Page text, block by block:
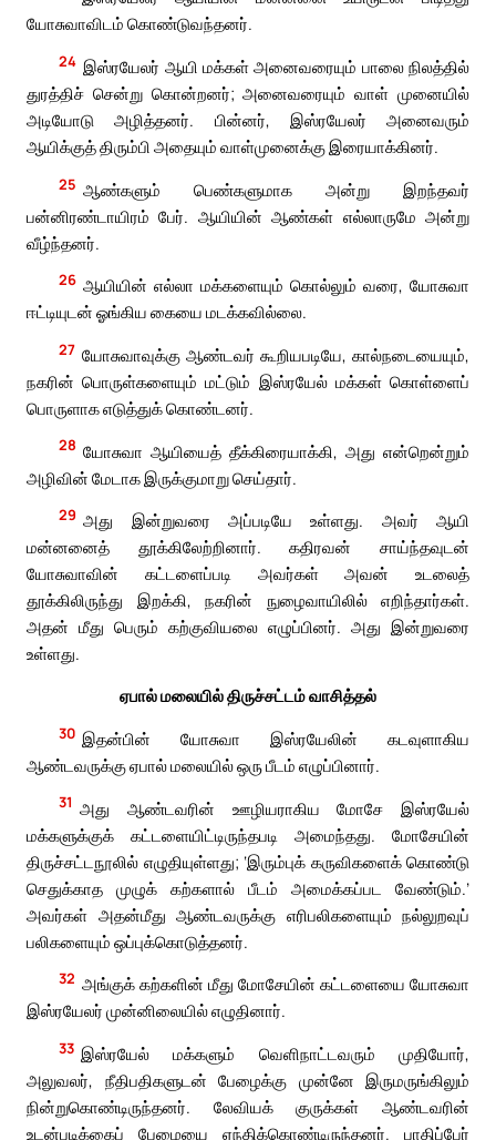
யோசுவாவிடம் கொண்டுவந்தனர்.
24 இஸ்ரயேலர் ஆயி மக்கள் அனைவரையும் பாலை நிலத்தில்
துரத்திச் சென்று கொன்றனர்; அனைவரையும் வாள் முனையில்
அடியோடு அழித்தனர். பின்னர், இஸ்ரயேலர் அனைவரும்
ஆயிக்குத் திரும்பி அதையும் வாள்முனைக்கு இரையாக்கினர்.
25 ஆண்களும் பெண்களுமாக அன்று இறந்தவர்
பன்னிரண்டாயிரம் பேர். ஆயியின் ஆண்கள் எல்லாருமே அன்று
வீழ்ந்தனர்.
26 ஆயியின் எல்லா மக்களையும் கொல்லும் வரை, யோசுவா
ஈட்டியுடன் ஓங்கிய கையை மடக்கவில்லை.
27 யோசுவாவுக்கு ஆண்டவர் கூறியபடியே, கால்நடையையும்,
நகரின் பொருள்களையும் மட்டும் இஸ்ரயேல் மக்கள் கொள்ளைப்
பொருளாக எடுத்துக் கொண்டனர்.
28 யோசுவா ஆயியைத் தீக்கிரையாக்கி, அது என்றென்றும்
அழிவின் மேடாக இருக்குமாறு செய்தார்.
29 அது இன்றுவரை அப்படியே உள்ளது. அவர் ஆயி
மன்னனைத் தூக்கிலேற்றினார். கதிரவன் சாய்ந்தவுடன்
யோசுவாவின் கட்டளைப்படி அவர்கள் அவன் உடலைத்
தூக்கிலிருந்து இறக்கி, நகரின் நுழைவாயிலில் எறிந்தார்கள்.
அதன் மீது பெரும் கற்குவியலை எழுப்பினர். அது இன்றுவரை
உள்ளது.
ஏபால் மலையில் திருச்சட்டம் வாசித்தல்
30 இதன்பின் யோசுவா இஸ்ரயேலின் கடவுளாகிய
ஆண்டவருக்கு ஏபால் மலையில் ஒரு பீடம் எழுப்பினார்.
31 அது ஆண்டவரின் ஊழியராகிய மோசே இஸ்ரயேல்
மக்களுக்குக் கட்டளையிட்டிருந்தபடி அமைந்தது. மோசேயின்
திருச்சட்டநூலில் எழுதியுள்ளது; ‘இரும்புக் கருவிகளைக் கொண்டு
செதுக்காத முழுக் கற்களால் பீடம் அமைக்கப்பட வேண்டும்.’
அவர்கள் அதன்மீது ஆண்டவருக்கு எரிபலிகளையும் நல்லுறவுப்
பலிகளையும் ஒப்புக்கொடுத்தனர்.
32 அங்குக் கற்களின் மீது மோசேயின் கட்டளையை யோசுவா
இஸ்ரயேலர் முன்னிலையில் எழுதினார்.
33 இஸ்ரயேல் மக்களும் வெளிநாட்டவரும் முதியோர்,
அலுவலர், நீதிபதிகளுடன் பேழைக்கு முன்னே இருமருங்கிலும்
நின்றுகொண்டிருந்தனர். லேவியக் குருக்கள் ஆண்டவரின்
உடன்படிக்கைப் பேழையை ஏந்திக்கொண்டிருந்தனர். பாதிப்பேர்